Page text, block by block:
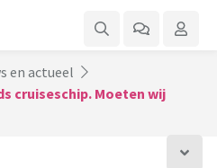
en actueel
cruiseschip. Moeten wij